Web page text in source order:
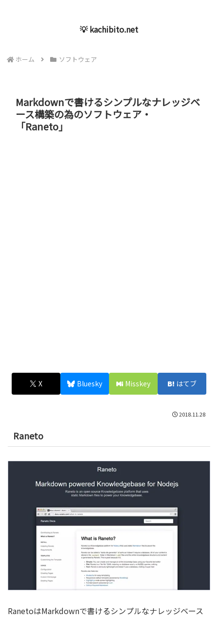
💡 kachibito.net
ホーム ソフトウェア
Markdownで書けるシンプルなナレッジベ
ース構築の為のソフトウェア・
「Raneto」
X Bluesky Misskey はてブ
2018.11.28
Raneto
RanetoはMarkdownで書けるシンプルなナレッジベース